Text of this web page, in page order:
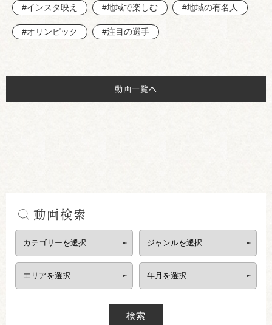
#インスタ映え #地域で楽しむ #地域の有名人
#オリンピック #注目の選手
動画一覧へ
動画検索
検索